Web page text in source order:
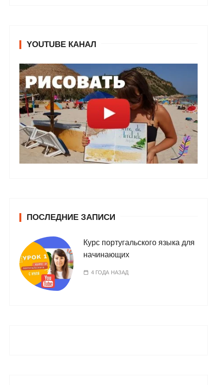
YOUTUBE КАНАЛ
ПОСЛЕДНИЕ ЗАПИСИ
Курс португальского языка для
начинающих
4 ГОДА НАЗАД